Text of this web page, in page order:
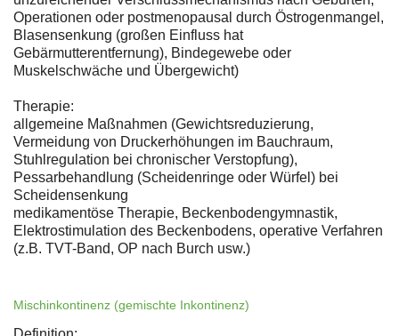
Operationen oder postmenopausal durch Östrogenmangel,
Blasensenkung (großen Einfluss hat
Gebärmutterentfernung), Bindegewebe oder
Muskelschwäche und Übergewicht)
Therapie:
allgemeine Maßnahmen (Gewichtsreduzierung,
Vermeidung von Druckerhöhungen im Bauchraum,
Stuhlregulation bei chronischer Verstopfung),
Pessarbehandlung (Scheidenringe oder Würfel) bei
Scheidensenkung
medikamentöse Therapie, Beckenbodengymnastik,
Elektrostimulation des Beckenbodens, operative Verfahren
(z.B. TVT-Band, OP nach Burch usw.)
Mischinkontinenz (gemischte Inkontinenz)